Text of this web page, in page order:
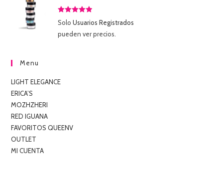
Valorado
5
SoloUsuarios Registrados
pueden ver precios.
Menu
LIGHT ELEGANCE
ERICA’S
MOZHZHERI
RED IGUANA
FAVORITOS QUEENV
OUTLET
MI CUENTA